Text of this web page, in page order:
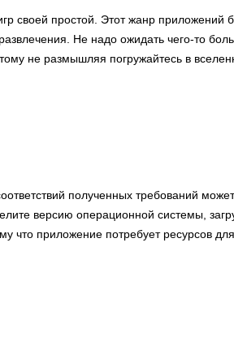
своей простой. Этот жанр приложений
Не надо ожидать чего-то
не размышляя погружайтесь в
полученных требований
версию операционной системы,
что приложение потребует ресурсов для